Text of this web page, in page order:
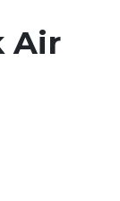
Air